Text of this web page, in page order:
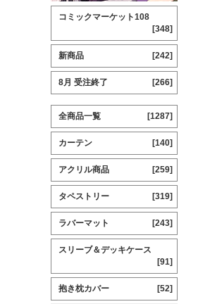
コミックマーケット108
[348]
新商品 [242]
8月 受注終了 [266]
全商品一覧 [1287]
カーテン [140]
アクリル商品 [259]
タペストリー [319]
ラバーマット [243]
スリーブ＆デッキケース
[91]
抱き枕カバー [52]